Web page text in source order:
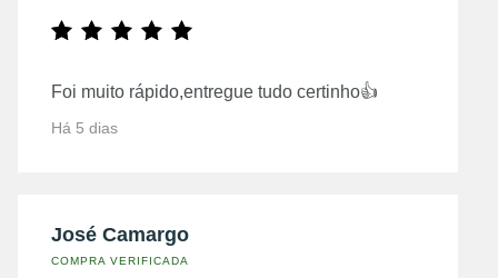
Foi muito rápido,entregue tudo certinho👍
Há 5 dias
José Camargo
COMPRA VERIFICADA